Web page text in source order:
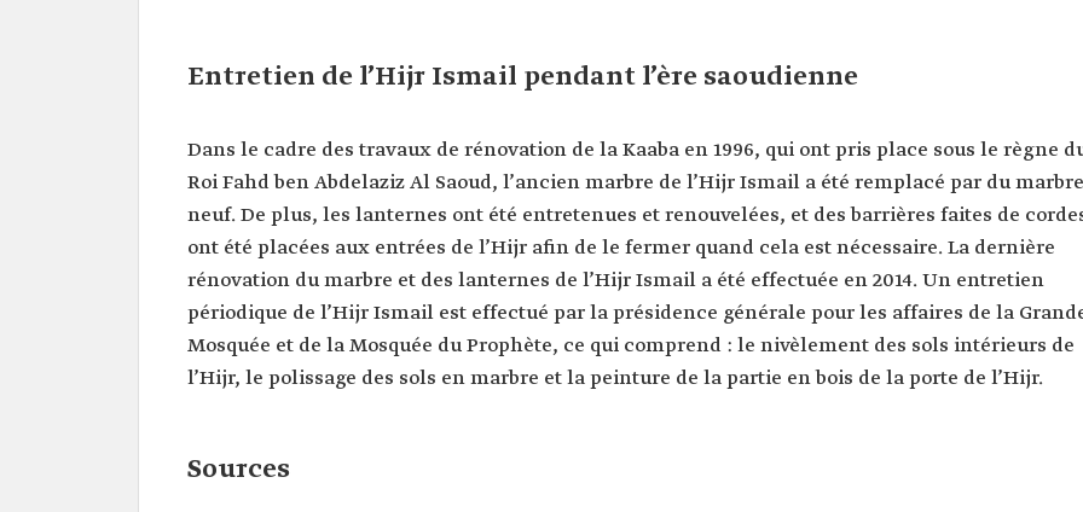
Entretien de l’Hijr Ismail pendant l’ère saoudienne
Dans le cadre des travaux de rénovation de la Kaaba en 1996, qui ont pris place sous le règne
Roi Fahd ben Abdelaziz Al Saoud, l’ancien marbre de l’Hijr Ismail a été remplacé par du marbre
neuf. De plus, les lanternes ont été entretenues et renouvelées, et des barrières faites de
ont été placées aux entrées de l’Hijr afin de le fermer quand cela est nécessaire. La dernière
rénovation du marbre et des lanternes de l’Hijr Ismail a été effectuée en 2014. Un entretien
périodique de l’Hijr Ismail est effectué par la présidence générale pour les affaires de la
Mosquée et de la Mosquée du Prophète, ce qui comprend : le nivèlement des sols intérieurs de
l’Hijr, le polissage des sols en marbre et la peinture de la partie en bois de la porte de l’Hijr.
Sources